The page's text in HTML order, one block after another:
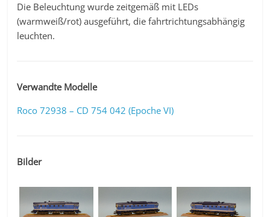
Die Beleuchtung wurde zeitgemäß mit LEDs
(warmweiß/rot) ausgeführt, die fahrtrichtungsabhängig
leuchten.
Verwandte Modelle
Roco 72938 – CD 754 042 (Epoche VI)
Bilder